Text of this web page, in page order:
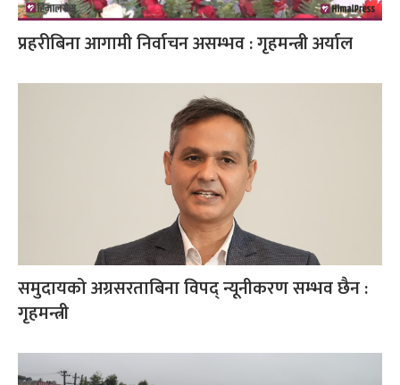
प्रहरीबिना आगामी निर्वाचन असम्भव : गृहमन्त्री अर्याल
समुदायको अग्रसरताबिना विपद् न्यूनीकरण सम्भव छैन :
गृहमन्त्री